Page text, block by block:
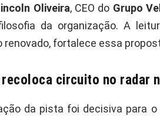
Oliveira, CEO do Grupo
da organização. A
renovado, fortalece essa
recoloca circuito no radar
da pista foi decisiva para